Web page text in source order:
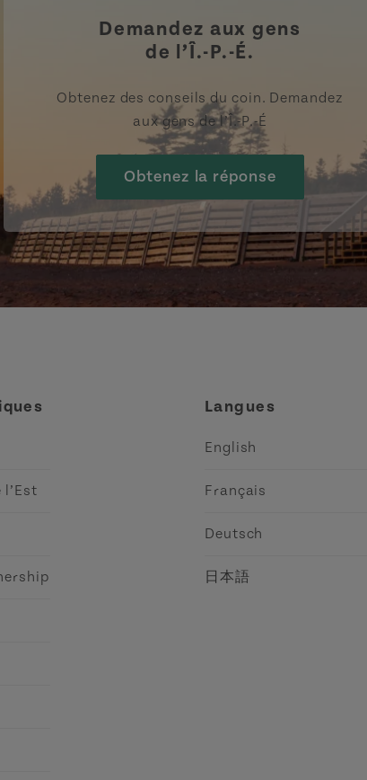
Demandez aux gens
de l’Î.-P.-É.
Obtenez des conseils du coin. Demandez
aux gens de l’Î.-P.-É
Obtenez la réponse
Langues
English
Français
Deutsch
日本語